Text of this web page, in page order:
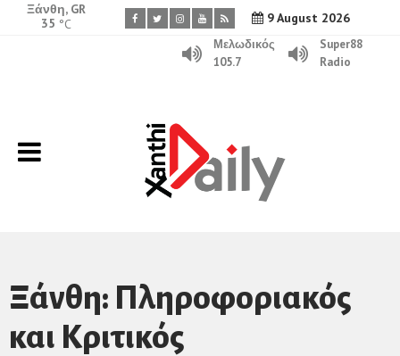
9 August 2026
Ξάνθη, GR
35 °C
Μελωδικός
105.7
Super88
Radio
Ξάνθη: Πληροφοριακός
και Κριτικός